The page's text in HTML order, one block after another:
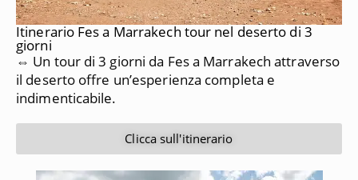
Itinerario Fes a Marrakech tour nel deserto di 3
giorni
⇔ Un tour di 3 giorni da Fes a Marrakech attraverso
il deserto offre un’esperienza completa e
indimenticabile.
Clicca sull'itinerario